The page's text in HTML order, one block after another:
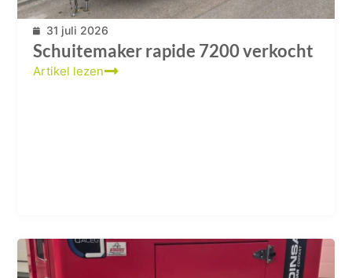
31 juli 2026
Schuitemaker rapide 7200 verkocht
Artikel lezen